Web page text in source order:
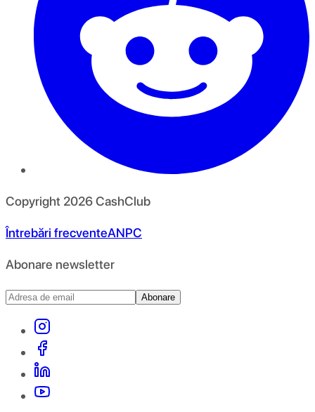
Copyright 2026CashClub
Întrebări frecventeANPC
Abonare newsletter
Abonare